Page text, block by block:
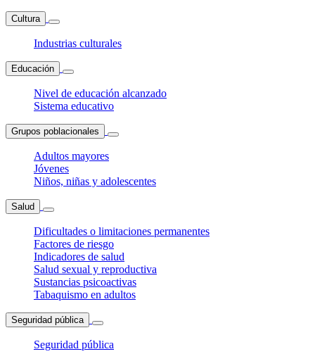
Cultura
Industrias culturales
Educación
Nivel de educación alcanzado
Sistema educativo
Grupos poblacionales
Adultos mayores
Jóvenes
Niños, niñas y adolescentes
Salud
Dificultades o limitaciones permanentes
Factores de riesgo
Indicadores de salud
Salud sexual y reproductiva
Sustancias psicoactivas
Tabaquismo en adultos
Seguridad pública
Seguridad pública